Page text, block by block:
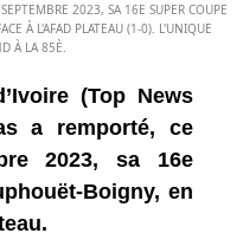
2023, SA 16E SUPER COUPE
À L'AFAD PLATEAU (1-0). L'UNIQUE
À LA 85È.
(Top News
a remporté, ce
2023, sa 16e
Boigny, en